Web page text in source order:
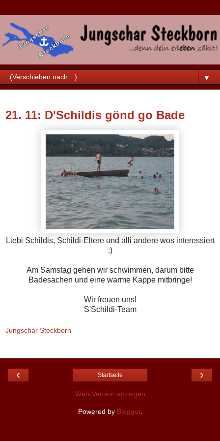
▼
21. 11: D'Schildis gönd go Bade
Liebi Schildis, Schildi-Eltere und alli andere wos interessiert
:)
Am Samstag gehen wir schwimmen, darum bitte
Badesachen und eine warme Kappe mitbringe!
Wir freuen uns!
S'Schildi-Team
Jungschar Steckborn
‹ ›
Startseite
Web-Version anzeigen
Powered by Blogger.